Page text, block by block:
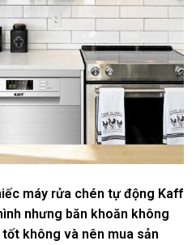
máy rửa chén tự động Kaff
nhưng băn khoăn không
không và nên mua sản